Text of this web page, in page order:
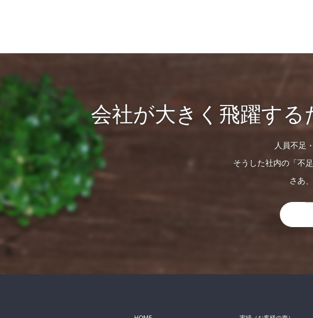
会社が大きく飛躍す
人員不足
そうした社内の「不
さあ